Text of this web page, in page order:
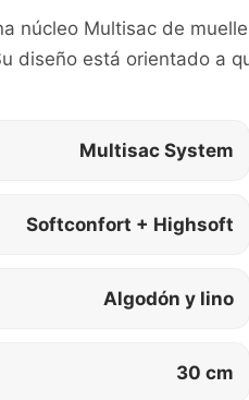
núcleo Multisac de
diseño está orientado a
Multisac System
Softconfort + Highsoft
Algodón y lino
30 cm